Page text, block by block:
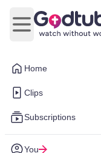
Home
Clips
Subscriptions
You
Open main menu